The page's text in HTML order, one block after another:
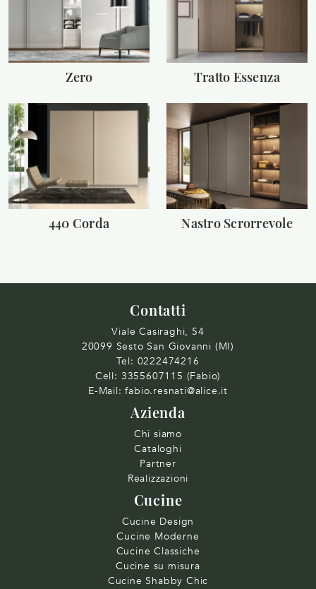
Zero Tratto Essenza
440 Corda Nastro Scrorrevole
Contatti
Viale Casiraghi, 54
20099 Sesto San Giovanni (MI)
Tel: 0222474216
Cell: 3355607115 (Fabio)
E-Mail: fabio.resnati@alice.it
Azienda
Chi siamo
Cataloghi
Partner
Realizzazioni
Cucine
Cucine Design
Cucine Moderne
Cucine Classiche
Cucine su misura
Cucine Shabby Chic